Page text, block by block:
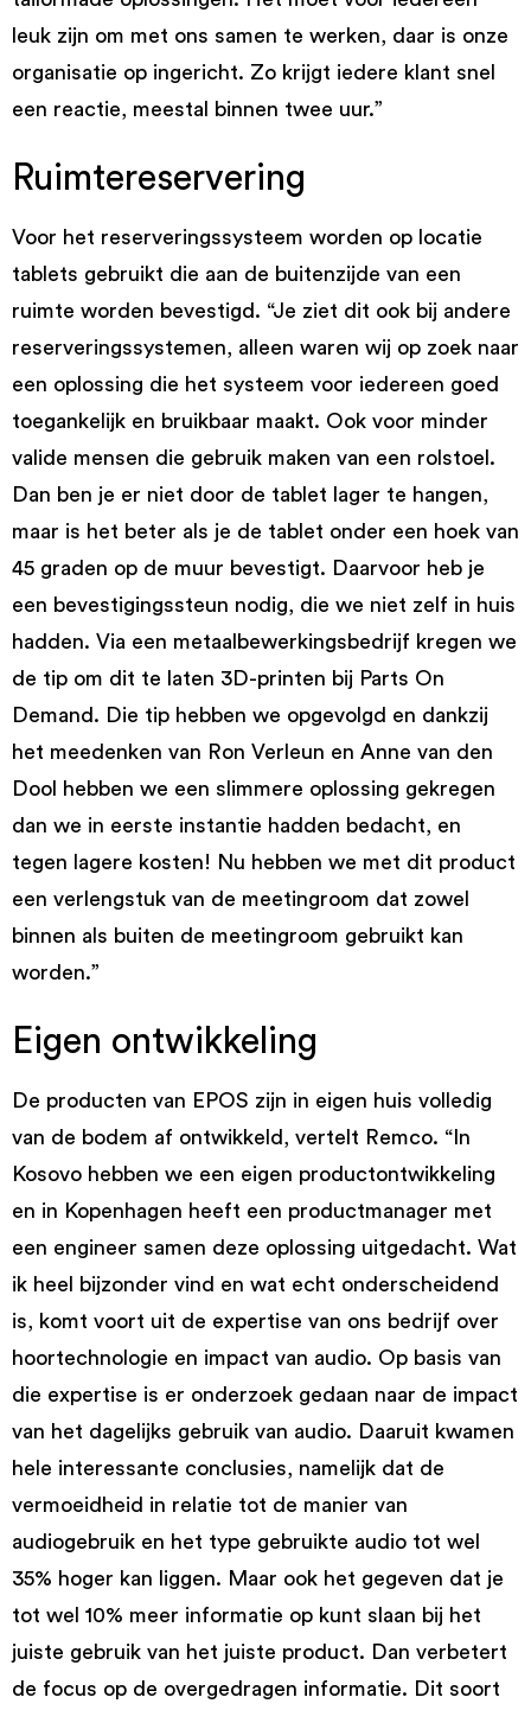
leuk zijn om met ons samen te werken, daar is onze
organisatie op ingericht. Zo krijgt iedere klant snel
een reactie, meestal binnen twee uur.”
Ruimtereservering
Voor het reserveringssysteem worden op locatie
tablets gebruikt die aan de buitenzijde van een
ruimte worden bevestigd. “Je ziet dit ook bij andere
reserveringssystemen, alleen waren wij op zoek naar
een oplossing die het systeem voor iedereen goed
toegankelijk en bruikbaar maakt. Ook voor minder
valide mensen die gebruik maken van een rolstoel.
Dan ben je er niet door de tablet lager te hangen,
maar is het beter als je de tablet onder een hoek van
45 graden op de muur bevestigt. Daarvoor heb je
een bevestigingssteun nodig, die we niet zelf in huis
hadden. Via een metaalbewerkingsbedrijf kregen we
de tip om dit te laten 3D-printen bij Parts On
Demand. Die tip hebben we opgevolgd en dankzij
het meedenken van Ron Verleun en Anne van den
Dool hebben we een slimmere oplossing gekregen
dan we in eerste instantie hadden bedacht, en
tegen lagere kosten! Nu hebben we met dit product
een verlengstuk van de meetingroom dat zowel
binnen als buiten de meetingroom gebruikt kan
worden.”
Eigen ontwikkeling
De producten van EPOS zijn in eigen huis volledig
van de bodem af ontwikkeld, vertelt Remco. “In
Kosovo hebben we een eigen productontwikkeling
en in Kopenhagen heeft een productmanager met
een engineer samen deze oplossing uitgedacht. Wat
ik heel bijzonder vind en wat echt onderscheidend
is, komt voort uit de expertise van ons bedrijf over
hoortechnologie en impact van audio. Op basis van
die expertise is er onderzoek gedaan naar de impact
van het dagelijks gebruik van audio. Daaruit kwamen
hele interessante conclusies, namelijk dat de
vermoeidheid in relatie tot de manier van
audiogebruik en het type gebruikte audio tot wel
35% hoger kan liggen. Maar ook het gegeven dat je
tot wel 10% meer informatie op kunt slaan bij het
juiste gebruik van het juiste product. Dan verbetert
de focus op de overgedragen informatie. Dit soort